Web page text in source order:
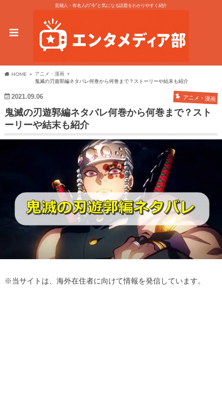
芸能人・有名人の“今”と気になる話題をわかりやすく紹介
HOME
アニメ・漫画
鬼滅の刃遊郭編ネタバレ何巻から何巻まで？ストーリーや結末も紹介
2021.09.06 アニメ・漫画
鬼滅の刃遊郭編ネタバレ何巻から何巻まで？スト
ーリーや結末も紹介
※ 当サイトは、海外在住者に向けて情報を発信しています。